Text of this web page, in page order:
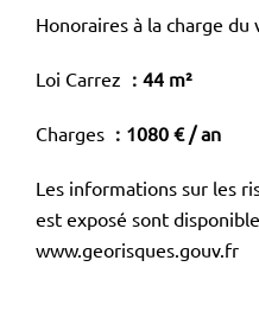
Honoraires à la charge du
Loi Carrez 44 m²
Charges 1080 € / an
Les informations sur les
est exposé sont
www.georisques.gouv.fr